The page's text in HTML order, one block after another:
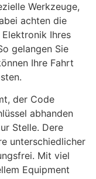
Werkzeuge,
achten die
Ihres
gelangen Sie
Ihre Fahrt
der Code
abhanden
Stelle. Dere
unterschiedlicher
Mit viel
Equipment